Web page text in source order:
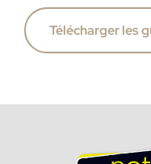
Télécharger les